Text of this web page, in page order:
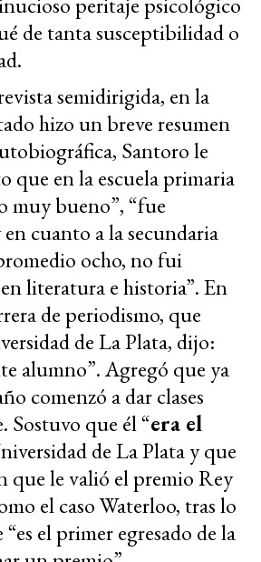
de tanta susceptibilidad o
semidirigida, en la
hizo un breve resumen
Santoro le
que en la escuela primaria
muy bueno”, “fue
cuanto a la secundaria
ocho, no fui
literatura e historia”. En
de periodismo, que
de La Plata, dijo:
alumno”. Agregó que ya
comenzó a dar clases
Sostuvo que él “era el
de La Plata y que
que le valió el premio Rey
el caso Waterloo, tras lo
el primer egresado de la